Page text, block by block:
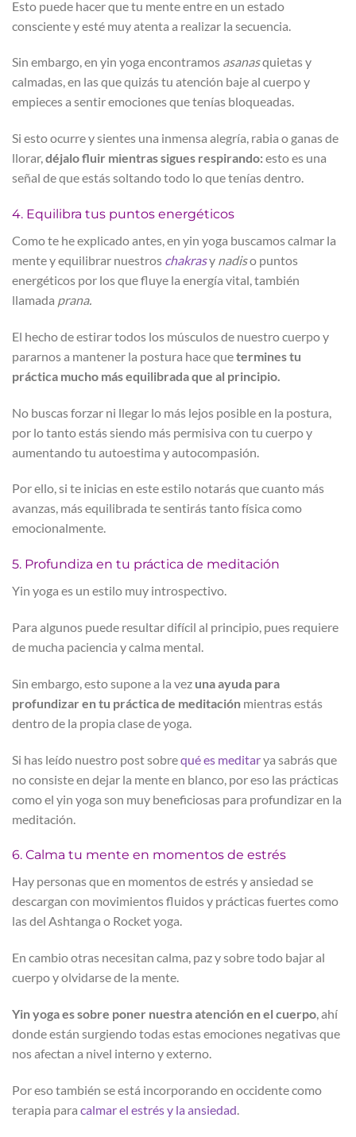
Esto puede hacer que tu mente entre en un estado
consciente y esté muy atenta a realizar la secuencia.
Sin embargo, en yin yoga encontramos asanasquietas y
calmadas, en las que quizás tu atención baje al cuerpo y
empieces a sentir emociones que tenías bloqueadas.
Si esto ocurre y sientes una inmensa alegría, rabia o ganas de
llorar,déjalo fluir mientras sigues respirando:esto es una
señal de que estás soltando todo lo que tenías dentro.
4. Equilibra tus puntos energéticos
Como te he explicado antes, en yin yoga buscamos calmar la
mente y equilibrar nuestros chakrasy nadiso puntos
energéticos por los que fluye la energía vital, también
llamada prana.
El hecho de estirar todos los músculos de nuestro cuerpo y
pararnos a mantener la postura hace quetermines tu
práctica mucho más equilibrada que al principio.
No buscas forzar ni llegar lo más lejos posible en la postura,
por lo tanto estás siendo más permisiva con tu cuerpo y
aumentando tu autoestima y autocompasión.
Por ello, si te inicias en este estilo notarás que cuanto más
avanzas, más equilibrada te sentirás tanto física como
emocionalmente.
5. Profundiza en tu práctica de meditación
Yin yoga es un estilo muy introspectivo.
Para algunos puede resultar difícil al principio, pues requiere
de mucha paciencia y calma mental.
Sin embargo, esto supone a la vez una ayuda para
profundizar en tu práctica de meditación mientras estás
dentro de la propia clase de yoga.
Si has leído nuestro post sobrequé es meditarya sabrás que
no consiste en dejar la mente en blanco, por eso las prácticas
como el yin yoga son muy beneficiosas para profundizar en la
meditación.
6. Calma tu mente en momentos de estrés
Hay personas que en momentos de estrés y ansiedad se
descargan con movimientos fluidos y prácticas fuertes como
las del Ashtanga o Rocket yoga.
En cambio otras necesitan calma, paz y sobre todo bajar al
cuerpo y olvidarse de la mente.
Yin yoga es sobre poner nuestra atención en el cuerpo, ahí
donde están surgiendo todas estas emociones negativas que
nos afectan a nivel interno y externo.
Por eso también se está incorporando en occidente como
terapia para calmar el estrés y la ansiedad.